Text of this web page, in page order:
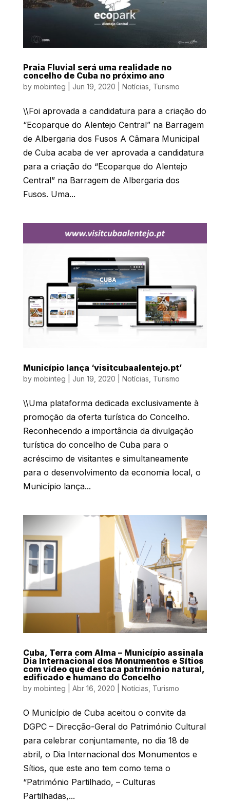
Praia Fluvial será uma realidade no
concelho de Cuba no próximo ano
by mobinteg Jun 19, 2020 Notícias Turismo
\\Foi aprovada a candidatura para a criação do
“Ecoparque do Alentejo Central” na Barragem
de Albergaria dos Fusos A Câmara Municipal
de Cuba acaba de ver aprovada a candidatura
para a criação do “Ecoparque do Alentejo
Central” na Barragem de Albergaria dos
Fusos. Uma...
Município lança ‘visitcubaalentejo.pt’
by mobinteg Jun 19, 2020 Notícias Turismo
\\Uma plataforma dedicada exclusivamente à
promoção da oferta turística do Concelho.
Reconhecendo a importância da divulgação
turística do concelho de Cuba para o
acréscimo de visitantes e simultaneamente
para o desenvolvimento da economia local, o
Município lança...
Cuba, Terra com Alma – Município assinala
Dia Internacional dos Monumentos e Sítios
com vídeo que destaca património natural,
edificado e humano do Concelho
by mobinteg Abr 16, 2020 Notícias Turismo
O Município de Cuba aceitou o convite da
DGPC – Direcção-Geral do Património Cultural
para celebrar conjuntamente, no dia 18 de
abril, o Dia Internacional dos Monumentos e
Sítios, que este ano tem como tema o
“Património Partilhado, – Culturas
Partilhadas,...